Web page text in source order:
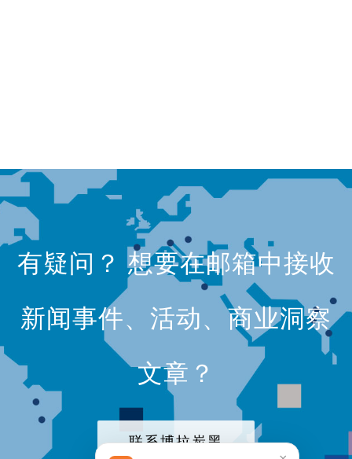
有疑问？ 想要在邮箱中接收
新闻事件、活动、商业洞察
文章？
联系博拉炭黑